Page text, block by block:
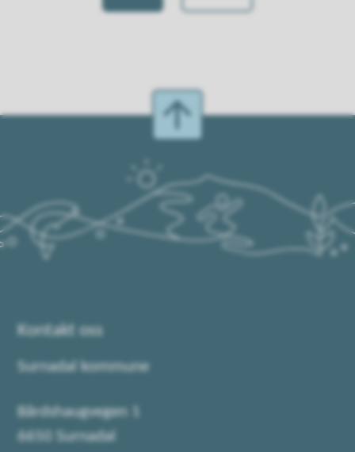
Kontakt oss
Surnadal kommune
Bårdshaugvegen 1
6650 Surnadal